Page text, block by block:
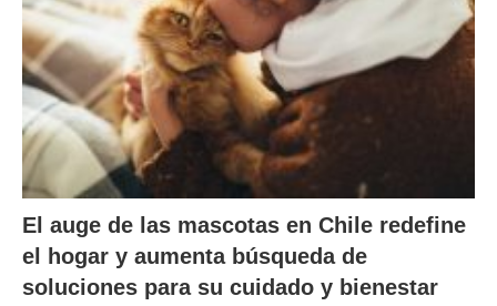
El auge de las mascotas en Chile redefine
el hogar y aumenta búsqueda de
soluciones para su cuidado y bienestar